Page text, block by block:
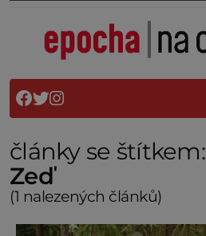
články se štítkem:
Zeď
(1 nalezených článků)